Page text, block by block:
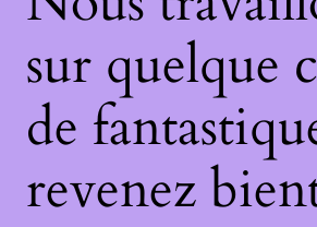
sur quelque
de
revenez